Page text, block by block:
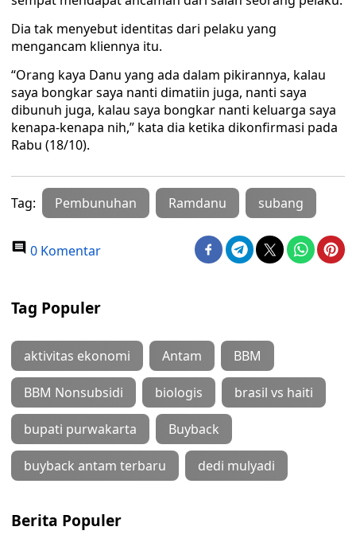
Dia tak menyebut identitas dari pelaku yang
mengancam kliennya itu.
“Orang kaya Danu yang ada dalam pikirannya, kalau
saya bongkar saya nanti dimatiin juga, nanti saya
dibunuh juga, kalau saya bongkar nanti keluarga saya
kenapa-kenapa nih,” kata dia ketika dikonfirmasi pada
Rabu (18/10).
Tag: Pembunuhan Ramdanu subang
0 Komentar
Tag Populer
aktivitas ekonomi Antam BBM
BBM Nonsubsidi biologis brasil vs haiti
bupati purwakarta Buyback
buyback antam terbaru dedi mulyadi
Berita Populer